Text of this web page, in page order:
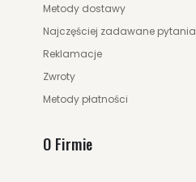
Metody dostawy
Najczęściej zadawane pytania
Reklamacje
Zwroty
Metody płatności
O Firmie